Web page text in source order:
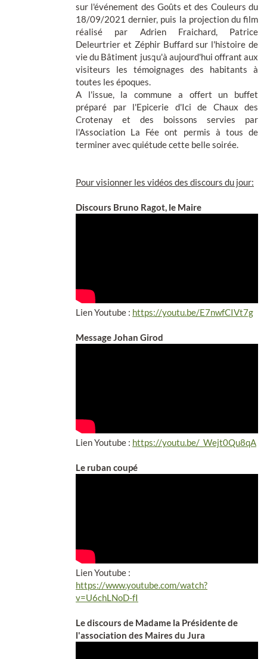
sur l'événement des Goûts et des Couleurs du
18/09/2021 dernier, puis la projection du film
réalisé par Adrien Fraichard, Patrice
Deleurtrier et Zéphir Buffard sur l'histoire de
vie du Bâtiment jusqu'à aujourd'hui offrant aux
visiteurs les témoignages des habitants à
toutes les époques.
A l'issue, la commune a offert un buffet
préparé par l'Epicerie d'Ici de Chaux des
Crotenay et des boissons servies par
l'Association La Fée ont permis à tous de
terminer avec quiétude cette belle soirée.
Pour visionner les vidéos des discours du jour:
Discours Bruno Ragot, le Maire
Lien Youtube : https://youtu.be/E7nwfCIVt7g
Message Johan Girod
Lien Youtube : https://youtu.be/_Wejt0Qu8qA
Le ruban coupé
Lien Youtube :
https://www.youtube.com/watch?
v=U6chLNoD-fI
Le discours de Madame la Présidente de
l'association des Maires du Jura